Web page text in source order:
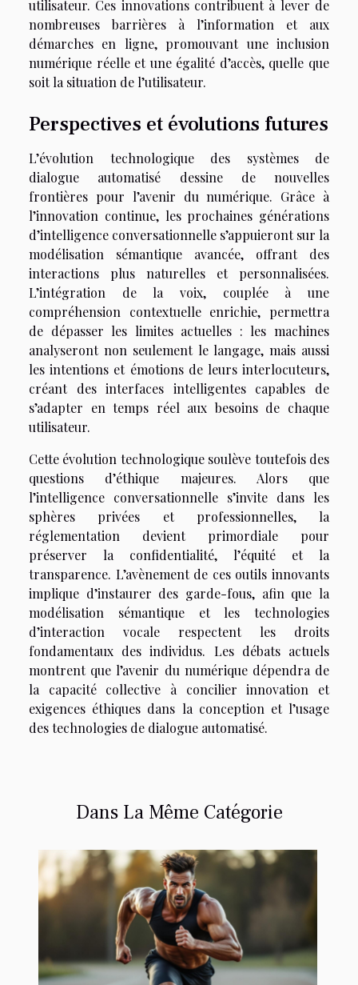
utilisateur. Ces innovations contribuent à lever de
nombreuses barrières à l’information et aux
démarches en ligne, promouvant une inclusion
numérique réelle et une égalité d’accès, quelle que
soit la situation de l’utilisateur.
Perspectives et évolutions futures
L’évolution technologique des systèmes de
dialogue automatisé dessine de nouvelles
frontières pour l’avenir du numérique. Grâce à
l’innovation continue, les prochaines générations
d’intelligence conversationnelle s’appuieront sur la
modélisation sémantique avancée, offrant des
interactions plus naturelles et personnalisées.
L’intégration de la voix, couplée à une
compréhension contextuelle enrichie, permettra
de dépasser les limites actuelles : les machines
analyseront non seulement le langage, mais aussi
les intentions et émotions de leurs interlocuteurs,
créant des interfaces intelligentes capables de
s’adapter en temps réel aux besoins de chaque
utilisateur.
Cette évolution technologique soulève toutefois des
questions d’éthique majeures. Alors que
l’intelligence conversationnelle s’invite dans les
sphères privées et professionnelles, la
réglementation devient primordiale pour
préserver la confidentialité, l’équité et la
transparence. L’avènement de ces outils innovants
implique d’instaurer des garde-fous, afin que la
modélisation sémantique et les technologies
d’interaction vocale respectent les droits
fondamentaux des individus. Les débats actuels
montrent que l’avenir du numérique dépendra de
la capacité collective à concilier innovation et
exigences éthiques dans la conception et l’usage
des technologies de dialogue automatisé.
Dans La Même Catégorie